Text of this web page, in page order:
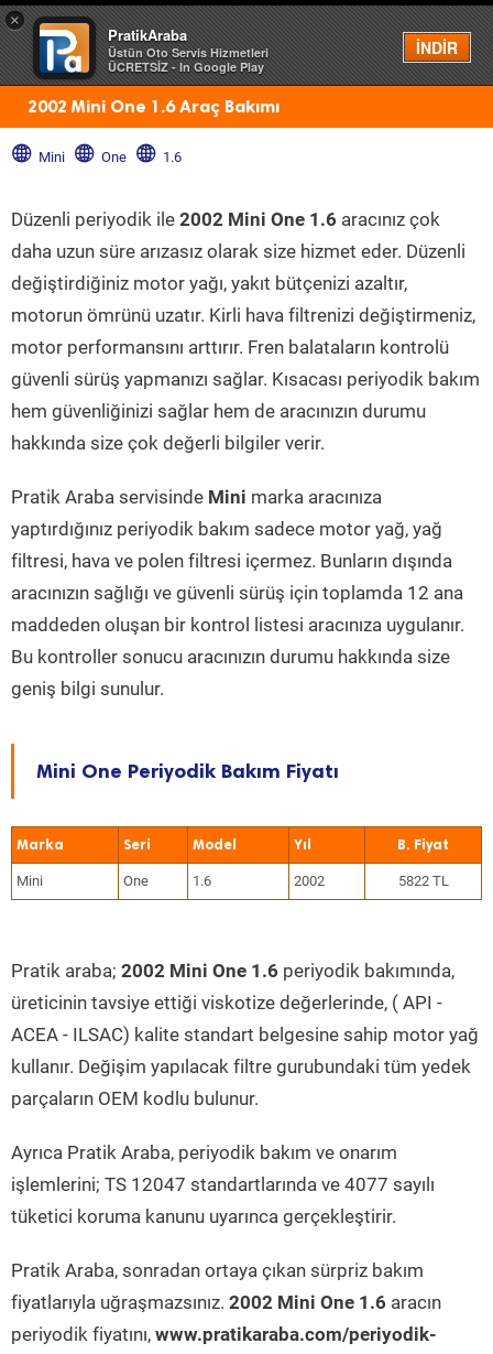
×
PratikAraba
Üstün Oto Servis Hizmetleri
ÜCRETSİZ - In Google Play
İNDİR
Menü
2002 Mini One 1.6 Araç Bakımı
Mini One 1.6
Düzenli periyodik ile 2002 Mini One 1.6 aracınız çok
daha uzun süre arızasız olarak size hizmet eder. Düzenli
değiştirdiğiniz motor yağı, yakıt bütçenizi azaltır,
motorun ömrünü uzatır. Kirli hava filtrenizi değiştirmeniz,
motor performansını arttırır. Fren balataların kontrolü
güvenli sürüş yapmanızı sağlar. Kısacası periyodik bakım
hem güvenliğinizi sağlar hem de aracınızın durumu
hakkında size çok değerli bilgiler verir.
Pratik Araba servisinde Mini marka aracınıza
yaptırdığınız periyodik bakım sadece motor yağ, yağ
filtresi, hava ve polen filtresi içermez. Bunların dışında
aracınızın sağlığı ve güvenli sürüş için toplamda 12 ana
maddeden oluşan bir kontrol listesi aracınıza uygulanır.
Bu kontroller sonucu aracınızın durumu hakkında size
geniş bilgi sunulur.
Mini One Periyodik Bakım Fiyatı
Marka Seri Model Yıl
Mini One 1.6 2002 5822 TL
Pratik araba; 2002 Mini One 1.6 periyodik bakımında,
üreticinin tavsiye ettiği viskotize değerlerinde, ( API -
ACEA - ILSAC) kalite standart belgesine sahip motor yağ
kullanır. Değişim yapılacak filtre gurubundaki tüm yedek
parçaların OEM kodlu bulunur.
Ayrıca Pratik Araba, periyodik bakım ve onarım
işlemlerini; TS 12047 standartlarında ve 4077 sayılı
tüketici koruma kanunu uyarınca gerçekleştirir.
Pratik Araba, sonradan ortaya çıkan sürpriz bakım
fiyatlarıyla uğraşmazsınız. 2002 Mini One 1.6 aracın
periyodik fiyatını, www.pratikaraba.com/periyodik-